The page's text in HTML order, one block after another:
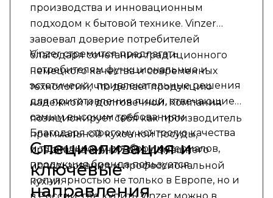
производства и инновационным
подходом к бытовой технике. Vinzer
завоевал доверие потребителей
благодаря сочетанию традиционного
немецкого качества и современных
технологий, что делает продукцию
надежной и долговечной. Компания
позиционирует себя как производитель
премиальной кухонной посуды,
предназначенной для домашнего
использования и профессиональной
кухни.
Vinzer стремится предлагать
потребителям функциональные и
эстетически привлекательные решения
для приготовления пищи, отвечающие
самым высоким требованиям.
Благодаря строгому контролю качества
и тщательному подбору материалов,
продукция бренда пользуется
популярностью не только в Европе, но и
Специализация и
ключевые
направления